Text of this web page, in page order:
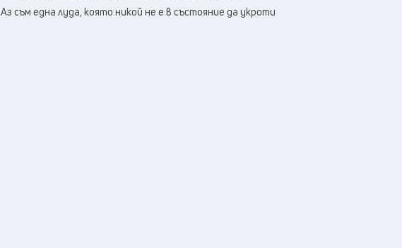
Аз съм една луда, която никой не е в състояние да укроти